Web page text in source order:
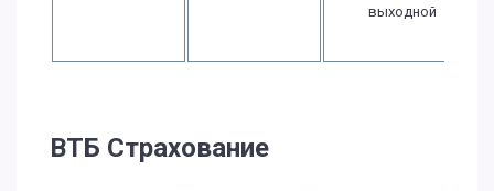
выходной
ВТБ Страхование